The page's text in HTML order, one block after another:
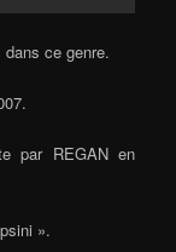
ce genre.
par REGAN en
».